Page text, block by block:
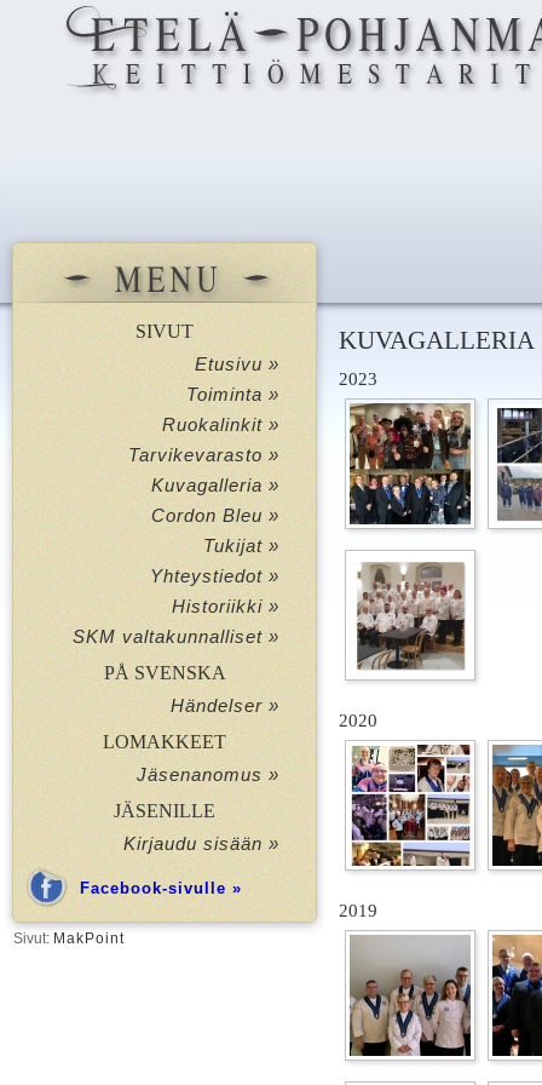
SIVUT
Etusivu »
Toiminta »
Ruokalinkit »
Tarvikevarasto »
Kuvagalleria »
Cordon Bleu »
Tukijat »
Yhteystiedot »
Historiikki »
SKM valtakunnalliset »
PÅ SVENSKA
Händelser »
LOMAKKEET
Jäsenanomus »
JÄSENILLE
Kirjaudu sisään »
Facebook-sivulle »
Sivut: MakPoint
KUVAGALLERIA
2023
2020
2019